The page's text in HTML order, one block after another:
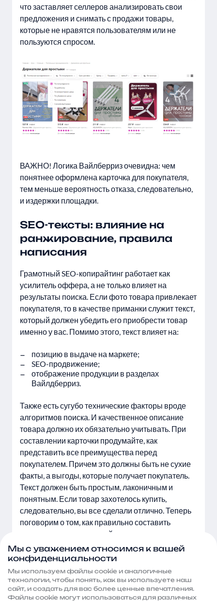
что заставляет селлеров анализировать свои
предложения и снимать с продажи товары,
которые не нравятся пользователям или не
пользуются спросом.
ВАЖНО! Логика Вайлберриз очевидна: чем
понятнее оформлена карточка для покупателя,
тем меньше вероятность отказа, следовательно,
и издержки площадки.
SEO-тексты: влияние на
ранжирование, правила
написания
Грамотный SEO-копирайтинг работает как
усилитель оффера, а не только влияет на
результаты поиска. Если фото товара привлекает
покупателя, то в качестве приманки служит текст,
который должен убедить его приобрести товар
именно у вас. Помимо этого, текст влияет на:
позицию в выдаче на маркете;
SEO-продвижение;
отображение продукции в разделах
Вайлдберриз.
Также есть сугубо технические факторы вроде
алгоритмов поиска. И качественное описание
товара должно их обязательно учитывать. При
составлении карточки продумайте, как
представить все преимущества перед
покупателем. Причем это должны быть не сухие
факты, а выгоды, которые получает покупатель.
Текст должен быть простым, лаконичным и
понятным. Если товар захотелось купить,
следовательно, вы все сделали отлично. Теперь
поговорим о том, как правильно составить
текстовую часть товарной карточки:
Заголовок. В условиях договора Вайлдберриз
сказано, что слова не должны повторяться в
названии товара. То есть включать все ключи в
заголовок не стоит. Название товара должно
Мы с уважением относимся к вашей
конфиденциальности
Мы используем файлы сооkie и аналогичные
технологии, чтобы понять, как вы используете наш
сайт, и создать для вас более ценные впечатления.
Файлы сооkie могут использоваться для различных